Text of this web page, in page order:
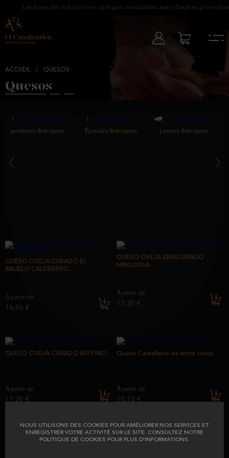
NOUS UTILISONS DES COOKIES POUR AMÉLIORER NOS SERVICES ET
ENREGISTRER VOTRE ACTIVITÉ SUR LE SITE. CONSULTEZ NOTRE
POLITIQUE DE COOKIES POUR PLUS D'INFORMATIONS.
Les bons de réduction ne sont pas cumulables avec d'autres
ACCUEIL / QUESOS
Quesos
jambons Ibériques Épaules Ibériques Lomos Ibériques
QUESO OVEJA CURADO EL
ABUELO CALDERERO
À partir de
16,56 €
QUESO OVEJA SEMICURADO
HINOJOSA
À partir de
17,25 €
QUESO OVEJA CURADO RUFFINO
À partir de
17,25 €
Queso Castellano de leche cruda
À partir de
10,12 €